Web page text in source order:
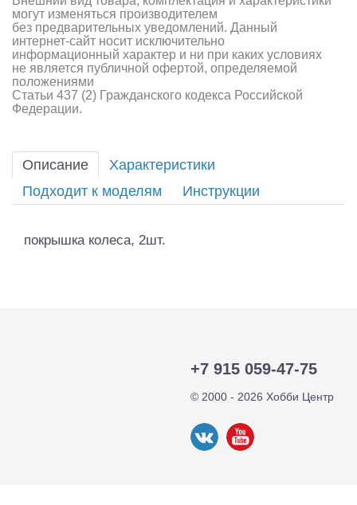
Двигатели
Технические жидкости
Инструмент,измерительные приборы,расходники
могут изменяться производителем
без предварительных уведомлений. Данный
интернет-сайт носит исключительно
информационный характер и ни при каких условиях
не является публичной офертой, определяемой
положениями
Статьи 437 (2) Гражданского кодекса Российской
Федерации.
Описание
Характеристики
Подходит к моделям
Инструкции
покрышка колеса, 2шт.
+7 915 059-47-75
© 2000 - 2026 Хобби Центр